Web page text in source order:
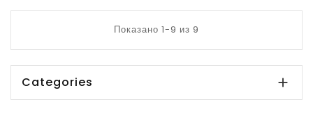
Показано 1-9 из 9
Categories 